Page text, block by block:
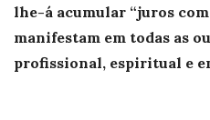
lhe-á acumular “juros
manifestam em todas as
profissional, espiritual e